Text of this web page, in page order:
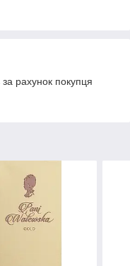
рахунок покупця